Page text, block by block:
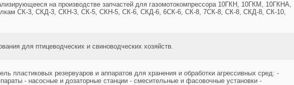
на производстве запчастей для газомотокомпрессора 10ГКН, 10ГКМ, 10ГКНА,
СК-3, СКД-3, СКН-3, СК-5, СКН-5, СК-6, СКД-6, 6СК-6, СК-8, 7СК-8, СК-8, СКД-8, СК-10,
для птицеводческих и свиноводческих хозяйств.
пластиковых резервуаров и аппаратов для хранения и обработки агрессивных сред: -
- насосные и дозаторные станции - смесительные и фасовочные установки -